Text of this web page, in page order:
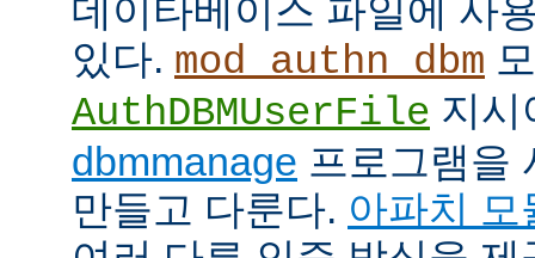
데이타베이스 파일에 사
있다. mod_authn_dbm
AuthDBMUserFile 지시
dbmmanage 프로그램을
만들고 다룬다. 아파치